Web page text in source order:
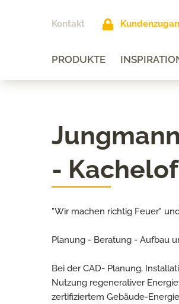
Kontakt
PRODUKTE
Jungmann
-
"Wir machen richtig Feuer"
Planung - Beratung - Aufbau
Bei der CAD- Planung,
Nutzung regenerativer
zertifiziertem Gebäude-